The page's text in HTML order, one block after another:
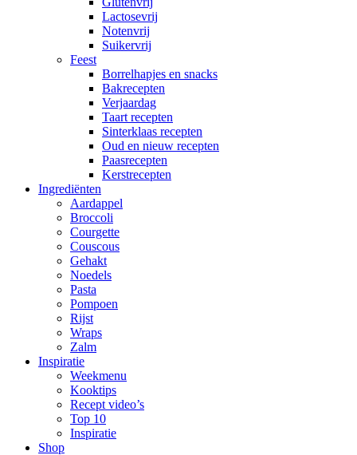
Lactosevrij
Notenvrij
Suikervrij
Feest
Borrelhapjes en snacks
Bakrecepten
Verjaardag
Taart recepten
Sinterklaas recepten
Oud en nieuw recepten
Paasrecepten
Kerstrecepten
Ingrediënten
Aardappel
Broccoli
Courgette
Couscous
Gehakt
Noedels
Pasta
Pompoen
Rijst
Wraps
Zalm
Inspiratie
Weekmenu
Kooktips
Recept video’s
Top 10
Inspiratie
Shop